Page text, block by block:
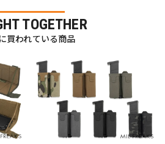
TOGETHER
買われている商品